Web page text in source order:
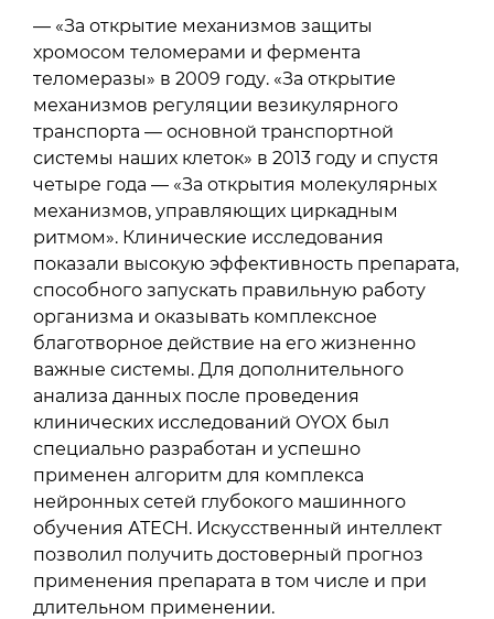
— «За открытие механизмов защиты
хромосом теломерами и фермента
теломеразы» в 2009 году. «За открытие
механизмов регуляции везикулярного
транспорта — основной транспортной
системы наших клеток» в 2013 году и спустя
четыре года — «За открытия молекулярных
механизмов, управляющих циркадным
ритмом». Клинические исследования
показали высокую эффективность препарата,
способного запускать правильную работу
организма и оказывать комплексное
благотворное действие на его жизненно
важные системы. Для дополнительного
анализа данных после проведения
клинических исследований OYOX был
специально разработан и успешно
применен алгоритм для комплекса
нейронных сетей глубокого машинного
обучения АТЕСН. Искусственный интеллект
позволил получить достоверный прогноз
применения препарата в том числе и при
длительном применении.